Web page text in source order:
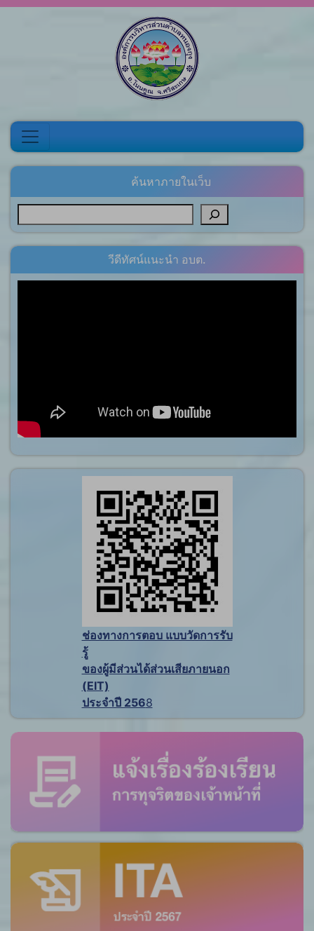
ค้นหาภายในเว็บ
วีดีทัศน์แนะนำ อบต.
ช่องทางการตอบ แบบวัดการรับ
รู้
ของผู้มีส่วนได้ส่วนเสียภายนอก
(EIT)
ประจำปี 2568